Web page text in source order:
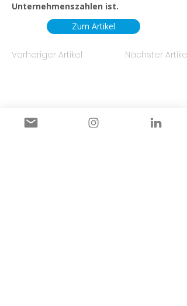
Unternehmenszahlen ist.
Zum Artikel
Vorheriger Artikel Nächster Artikel